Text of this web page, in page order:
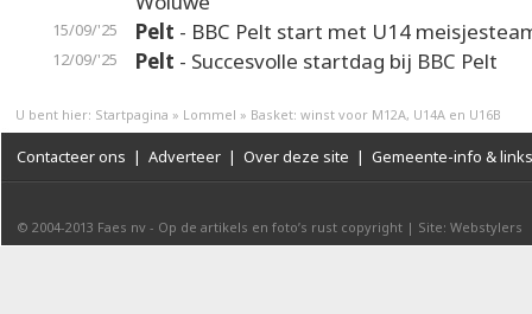
15/09/'25 Pelt - BBC Pelt start met U14
12/09/'25 Pelt - Succesvolle startdag bij BBC Pelt
U bent hier: Startpagina » Lommel » Basket: winst voor M12A, U14A en U16B
Contacteer ons | Adverteer | Over deze site | Gemeente-info & links
© 2004-2013 Faes nv - Op de artikels en foto’s rust copyright | Site: Webstylers